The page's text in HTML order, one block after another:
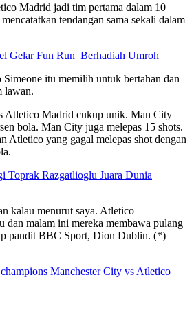
Madrid jadi tim pertama dalam 10
tendangan sama sekali dalam
Gelar Fun Run Berhadiah Umroh
itu memilih untuk bertahan dan
lawan.
Atletico Madrid cukup unik. Man City
bola. Man City juga melepas 15 shots.
Atletico yang gagal melepas shot dengan
Toprak Razgatlioglu Juara Dunia
kalau menurut saya. Atletico
dan malam ini mereka membawa pulang
pandit BBC Sport, Dion Dublin. (*)
Manchester City vs Atletico